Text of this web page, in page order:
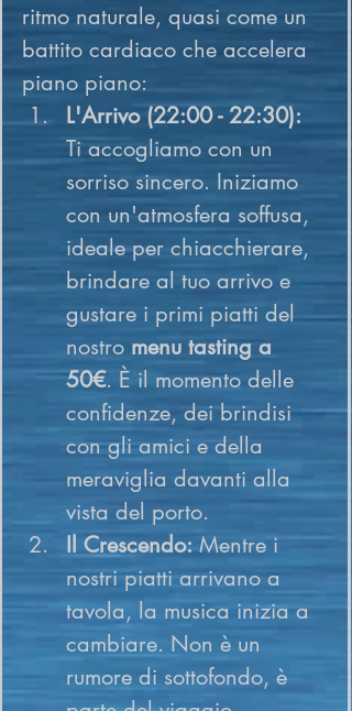
ritmo naturale, quasi come un
battito cardiaco che accelera
piano piano:
L'Arrivo (22:00 - 22:30):
Ti accogliamo con un
sorriso sincero. Iniziamo
con un'atmosfera soffusa,
ideale per chiacchierare,
brindare al tuo arrivo e
gustare i primi piatti del
nostro menu tasting a
50€. È il momento delle
confidenze, dei brindisi
con gli amici e della
meraviglia davanti alla
vista del porto.
Il Crescendo: Mentre i
nostri piatti arrivano a
tavola, la musica inizia a
cambiare. Non è un
rumore di sottofondo, è